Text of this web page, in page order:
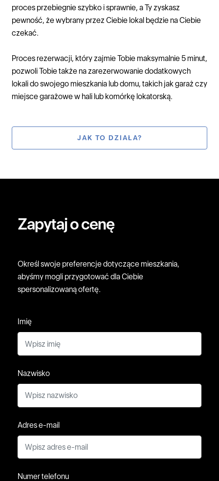
proces przebiegnie szybko i sprawnie, a Ty zyskasz
pewność, że wybrany przez Ciebie lokal będzie na Ciebie
czekać.
Proces rezerwacji, który zajmie Tobie maksymalnie 5 minut,
pozwoli Tobie także na zarezerwowanie dodatkowych
lokali do swojego mieszkania lub domu, takich jak garaż czy
miejsce garażowe w hali lub komórkę lokatorską.
JAK TO DZIAŁA?
Zapytaj o cenę
Określ swoje preferencje dotyczące mieszkania,
abyśmy mogli przygotować dla Ciebie
spersonalizowaną ofertę.
Imię
Nazwisko
Adres e-mail
Numer telefonu